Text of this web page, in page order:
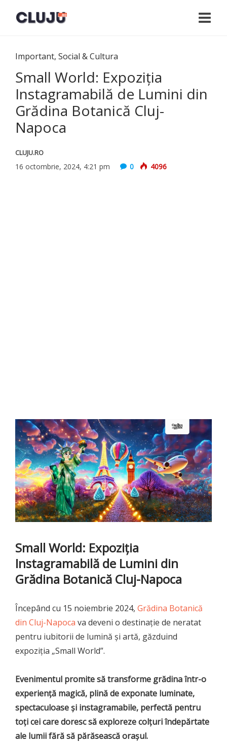
Important, Social & Cultura
Small World: Expoziția
Instagramabilă de Lumini din
Grădina Botanică Cluj-
Napoca
CLUJU.RO
16 octombrie, 2024, 4:21 pm 0 4096
Small World: Expoziția
Instagramabilă de Lumini din
Grădina Botanică Cluj-Napoca
Începând cu 15 noiembrie 2024, Grădina Botanică
din Cluj-Napoca va deveni o destinație de neratat
pentru iubitorii de lumină și artă, găzduind
expoziția „Small World”.
Evenimentul promite să transforme grădina într-o
experiență magică, plină de exponate luminate,
spectaculoase și instagramabile, perfectă pentru
toți cei care doresc să exploreze colțuri îndepărtate
ale lumii fără să părăsească orașul.